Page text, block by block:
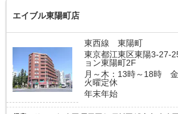
エイブル東陽町店
東西線 東陽町
東京都江東区東陽3-27-
ョン東陽町2F
月～木：13時～18時
火曜定休
年末年始